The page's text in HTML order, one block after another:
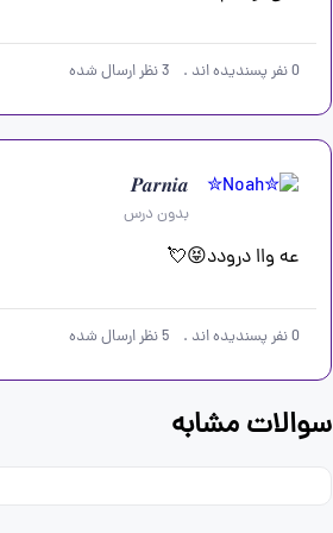
0نفر پسندیده اند .
3نظر ارسال شده
𝑷𝒂𝒓𝒏𝒊𝒂
بدون درس
عه واا درودد😝💘
0نفر پسندیده اند .
5نظر ارسال شده
سوالات مشابه